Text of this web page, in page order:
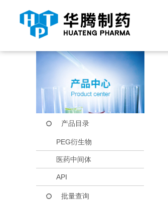
当前位置： 首页 产品中心
产品目录
PEG衍生物
医药中间体
API
批量查询